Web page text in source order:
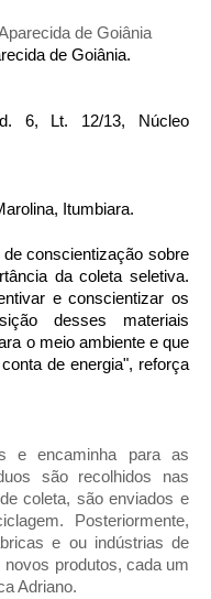
de Goiânia
de Goiânia.
6, Lt. 12/13, Núcleo
Itumbiara.
conscientização sobre
da coleta seletiva.
e conscientizar os
desses materiais
o meio ambiente e que
de energia", reforça
e encaminha para as
são recolhidos nas
coleta, são enviados e
Posteriormente,
e ou indústrias de
produtos, cada um
Adriano.